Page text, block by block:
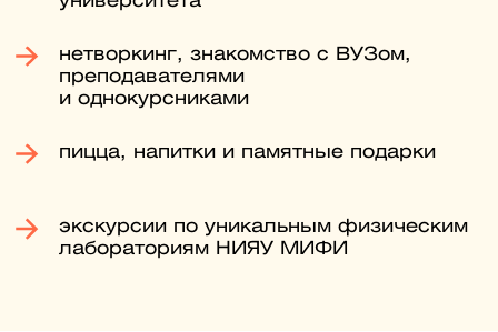
Четвертый шаг
вопросы, и предоставьте
проходят полностью дистанционно,
ехать в ВУЗ не нужно.
Оставьте заявку сейчас, чтобы
структуру экзамена и сможете